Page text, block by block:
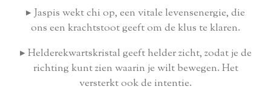
▸ Jaspis wekt chi op, een vitale levensenergie, die
ons een krachtstoot geeft om de klus te klaren.
▸ Helderekwartskristal geeft helder zicht, zodat je de
richting kunt zien waarin je wilt bewegen. Het
versterkt ook de intentie.